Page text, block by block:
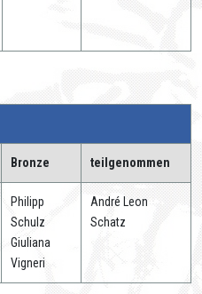
Bronze teilgenommen
Philipp
Schulz
Giuliana
Vigneri
André Leon
Schatz